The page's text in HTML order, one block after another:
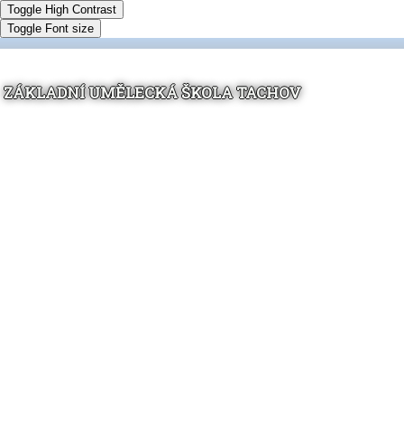
Toggle High Contrast
Toggle Font size
ZÁKLADNÍ UMĚLECKÁ ŠKOLA TACHOV